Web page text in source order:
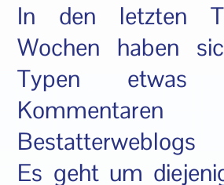
In den letzten
Wochen haben
Typen
Bestatterweblogs
Es geht um